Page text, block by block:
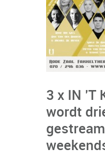
3 x IN ’T
wordt